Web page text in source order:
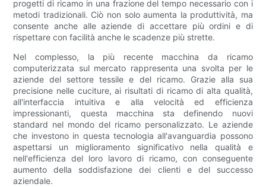
progetti di ricamo in una frazione del tempo necessario con i
metodi tradizionali. Ciò non solo aumenta la produttività, ma
consente anche alle aziende di accettare più ordini e di
rispettare con facilità anche le scadenze più strette.
Nel complesso, la più recente macchina da ricamo
computerizzata sul mercato rappresenta una svolta per le
aziende del settore tessile e del ricamo. Grazie alla sua
precisione nelle cuciture, ai risultati di ricamo di alta qualità,
all'interfaccia intuitiva e alla velocità ed efficienza
impressionanti, questa macchina sta definendo nuovi
standard nel mondo del ricamo personalizzato. Le aziende
che investono in questa tecnologia all'avanguardia possono
aspettarsi un miglioramento significativo nella qualità e
nell'efficienza del loro lavoro di ricamo, con conseguente
aumento della soddisfazione dei clienti e del successo
aziendale.